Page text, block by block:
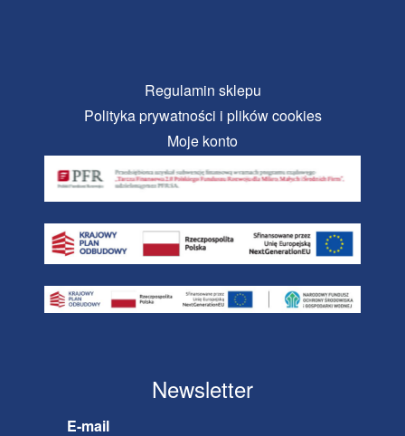
Regulamin sklepu
Polityka prywatności i plików cookies
Moje konto
Newsletter
E-mail